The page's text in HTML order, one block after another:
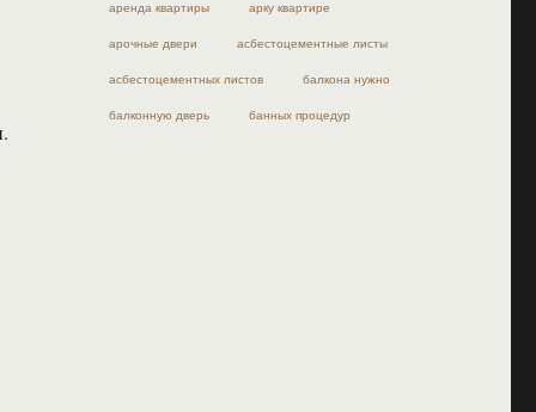
аренда квартиры арку квартире
арочные двери асбестоцементные листы
асбестоцементных листов балкона нужно
балконную дверь банных процедур